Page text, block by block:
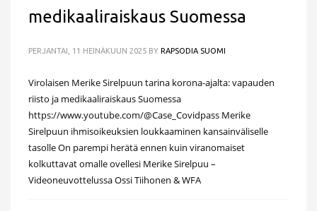
medikaaliraiskaus Suomessa
PERJANTAI, 11 HEINÄKUUN 2025 BY RAPSODIA SUOMI
Virolaisen Merike Sirelpuun tarina korona-ajalta: vapauden
riisto ja medikaaliraiskaus Suomessa
https://www.youtube.com/@Case_Covidpass Merike
Sirelpuun ihmisoikeuksien loukkaaminen kansainväliselle
tasolle On parempi herätä ennen kuin viranomaiset
kolkuttavat omalle ovellesi Merike Sirelpuu –
Videoneuvottelussa Ossi Tiihonen & WFA